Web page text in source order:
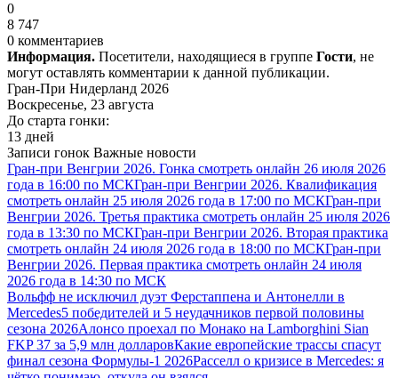
0
8 747
0 комментариев
Информация. Посетители, находящиеся в группе Гости, не
могут оставлять комментарии к данной публикации.
Гран-При Нидерланд 2026
Воскресенье, 23 августа
До старта гонки:
13 дней
Записи гонок Важные новости
Гран-при Венгрии 2026. Гонка смотреть онлайн 26 июля 2026
года в 16:00 по МСКГран-при Венгрии 2026. Квалификация
смотреть онлайн 25 июля 2026 года в 17:00 по МСКГран-при
Венгрии 2026. Третья практика смотреть онлайн 25 июля 2026
года в 13:30 по МСКГран-при Венгрии 2026. Вторая практика
смотреть онлайн 24 июля 2026 года в 18:00 по МСКГран-при
Венгрии 2026. Первая практика смотреть онлайн 24 июля
2026 года в 14:30 по МСК
Вольфф не исключил дуэт Ферстаппена и Антонелли в
Mercedes5 победителей и 5 неудачников первой половины
сезона 2026Алонсо проехал по Монако на Lamborghini Sian
FKP 37 за 5,9 млн долларовКакие европейские трассы спасут
финал сезона Формулы-1 2026Расселл о кризисе в Mercedes: я